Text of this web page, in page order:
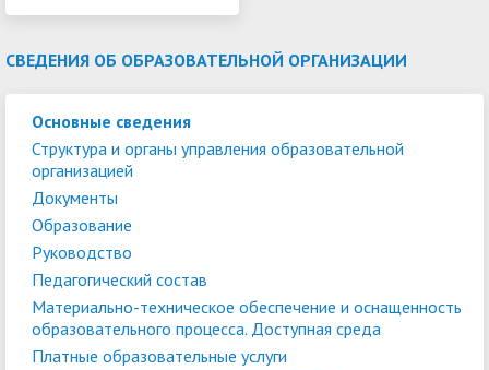
СВЕДЕНИЯ ОБ ОБРАЗОВАТЕЛЬНОЙ ОРГАНИЗАЦИИ
Основные сведения
Структура и органы управления образовательной
организацией
Документы
Образование
Руководство
Педагогический состав
Материально-техническое обеспечение и оснащенность
образовательного процесса. Доступная среда
Платные образовательные услуги